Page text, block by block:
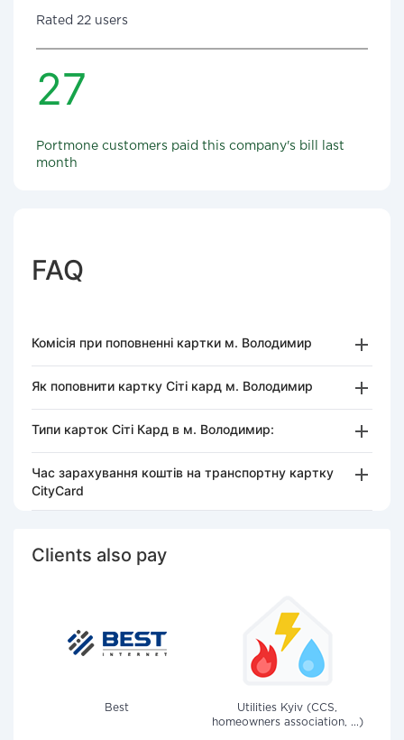
Rated 22 users
27
Portmone customers paid this company's bill last
month
FAQ
Комісія при поповненні картки м. Володимир
Як поповнити картку Сіті кард м. Володимир
Типи карток Сіті Кард в м. Володимир:
Час зарахування коштів на транспортну картку
CityCard
Clients also pay
Best
Utilities Kyiv (CCS,
homeowners association, ...)